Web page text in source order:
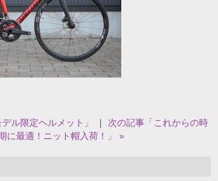
ル限定ヘルメット」 ｜ 次の記事「これからの時
に最適！ニット帽入荷！」 »